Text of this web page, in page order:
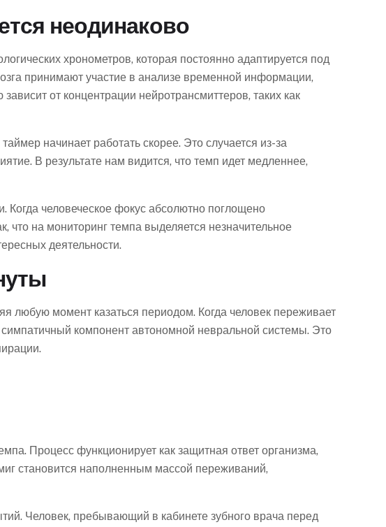
неодинаково
хронометров, которая постоянно адаптируется под
принимают участие в анализе временной информации,
от концентрации нейротрансмиттеров, таких как
начинает работать скорее. Это случается из-за
В результате нам видится, что темп идет медленнее,
Когда человеческое фокус абсолютно поглощено
что на мониторинг темпа выделяется незначительное
деятельности.
любую момент казаться периодом. Когда человек переживает
компонент автономной невральной системы. Это
Процесс функционирует как защитная ответ организма,
становится наполненным массой переживаний,
Человек, пребывающий в кабинете зубного врача перед